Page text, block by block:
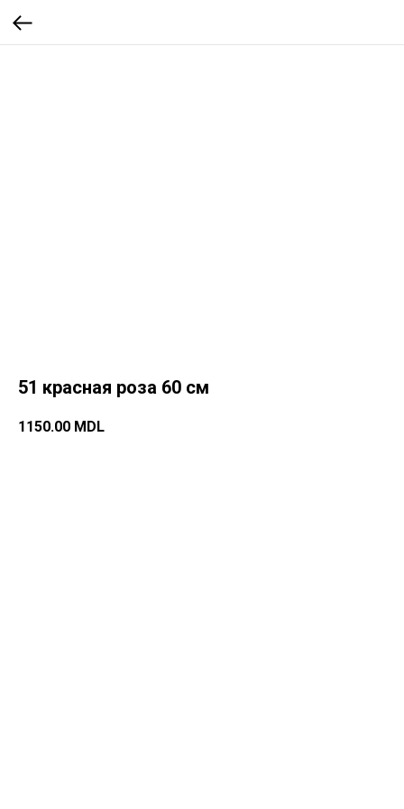
51 красная роза 60 см
1150.00 MDL